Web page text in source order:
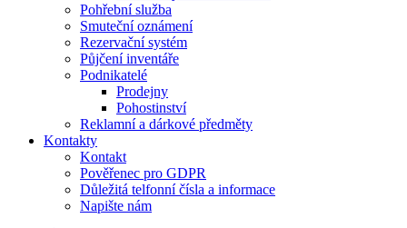
Pohřební služba
Smuteční oznámení
Rezervační systém
Půjčení inventáře
Podnikatelé
Prodejny
Pohostinství
Reklamní a dárkové předměty
Kontakty
Kontakt
Pověřenec pro GDPR
Důležitá telfonní čísla a informace
Napište nám